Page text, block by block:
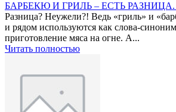
БАРБЕКЮ И ГРИЛЬ – ЕСТЬ
Разница? Неужели?! Ведь «гриль» и
и рядом используются как слова-
приготовление мяса на огне. А...
Читать полностью